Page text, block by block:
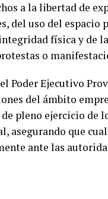
a la libertad de
del uso del
física y de
o
Poder Ejecutivo
del ámbito
pleno ejercicio de
asegurando que
ante las